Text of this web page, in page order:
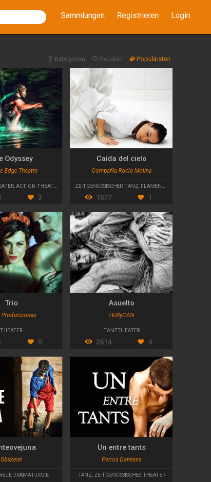
Sammlungen Registrieren Login
Kategorien Neusten Populärsten
Odyssey
Edge Theatre
, ACTION THEATER
3
Caída del cielo
Compañía Rocío Molina
ZEITGENÖSSISCHER TANZ, FLAMENCO
1877 1
Trio
THEATER
0
Asuelto
HURyCAN
TANZTHEATER
2614 4
Obskené
NEUE DRAMATURGIE
Un entre tants
Perros Daneses
TANZ, ZEITGENÖSSISCHES THEATER